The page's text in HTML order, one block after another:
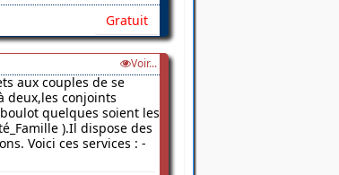
Gratuit
Voir...
aux couples de se
deux,les conjoints
quelques soient les
).Il dispose des
Voici ces services : -